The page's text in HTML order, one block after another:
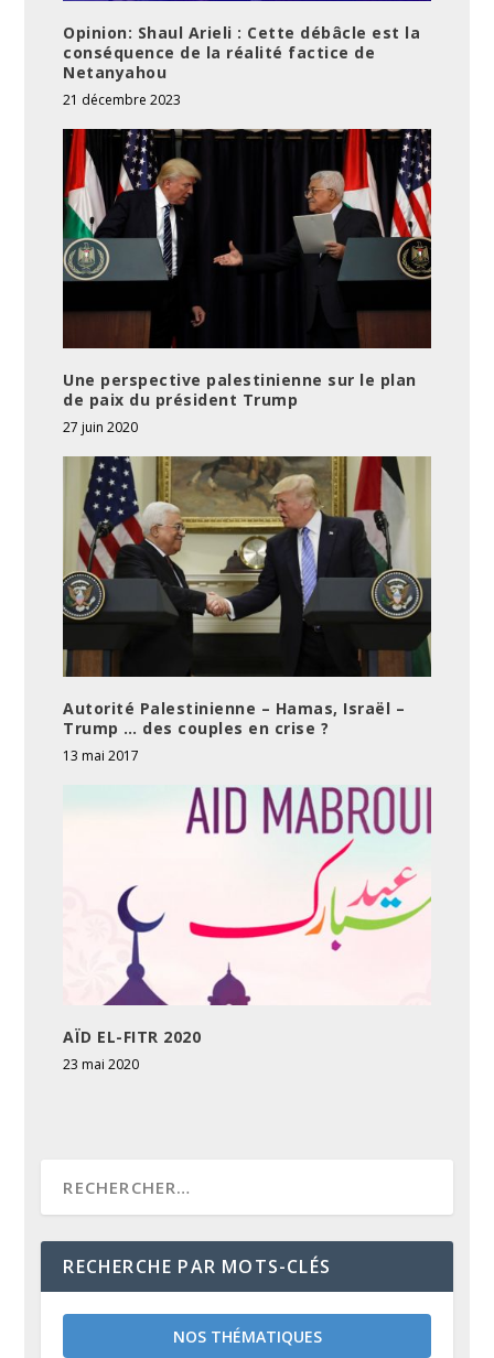
Opinion: Shaul Arieli : Cette débâcle est la
conséquence de la réalité factice de
Netanyahou
21 décembre 2023
Une perspective palestinienne sur le plan
de paix du président Trump
27 juin 2020
Autorité Palestinienne – Hamas, Israël –
Trump … des couples en crise ?
13 mai 2017
AÏD EL-FITR 2020
23 mai 2020
RECHERCHE PAR MOTS-CLÉS
NOS THÉMATIQUES